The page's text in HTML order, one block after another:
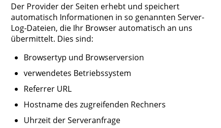
Der Provider der Seiten erhebt und speichert
automatisch Informationen in so genannten Server-
Log-Dateien, die Ihr Browser automatisch an uns
übermittelt. Dies sind:
Browsertyp und Browserversion
verwendetes Betriebssystem
Referrer URL
Hostname des zugreifenden Rechners
Uhrzeit der Serveranfrage